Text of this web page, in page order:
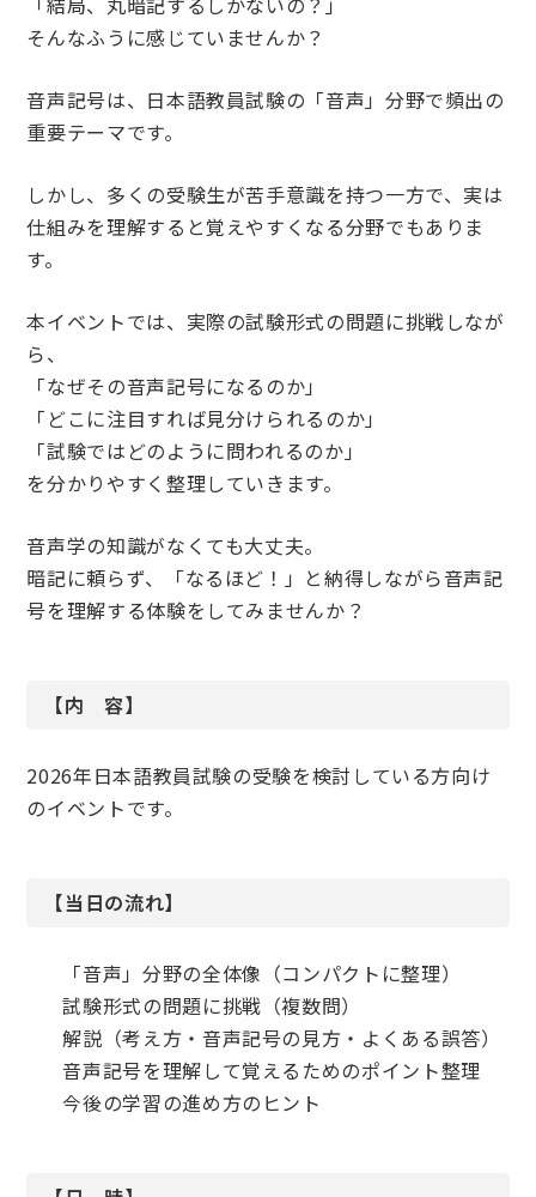
そんなふうに感じていませんか？
音声記号は、日本語教員試験の「音声」分野で頻出の
重要テーマです。
しかし、多くの受験生が苦手意識を持つ一方で、実は
仕組みを理解すると覚えやすくなる分野でもありま
す。
本イベントでは、実際の試験形式の問題に挑戦しなが
ら、
「なぜその音声記号になるのか」
「どこに注目すれば見分けられるのか」
「試験ではどのように問われるのか」
を分かりやすく整理していきます。
音声学の知識がなくても大丈夫。
暗記に頼らず、「なるほど！」と納得しながら音声記
号を理解する体験をしてみませんか？
【内 容】
2026年日本語教員試験の受験を検討している方向け
のイベントです。
【当日の流れ】
「音声」分野の全体像（コンパクトに整理）
試験形式の問題に挑戦（複数問）
解説（考え方・音声記号の見方・よくある誤答）
音声記号を理解して覚えるためのポイント整理
今後の学習の進め方のヒント